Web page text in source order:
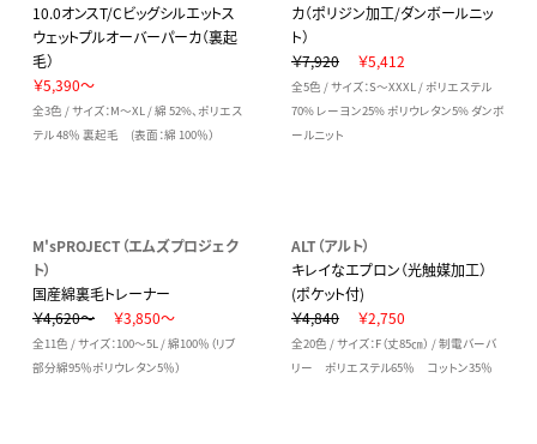
10.0オンスT/Cビッグシルエットス
ウェットプルオーバーパーカ（裏起
毛）
￥5,390～
全3色 / サイズ：M～XL / 綿 52%、ポリエス
テル 48％ 裏起毛 (表面：綿 100％）
カ（ポリジン加工/ダンボールニッ
ト）
￥7,920
￥5,412
全5色 / サイズ：S～XXXL / ポリエステル
70% レーヨン25% ポリウレタン5% ダンボ
ールニット
M'sPROJECT（エムズプロジェク
ト）
国産綿裏毛トレーナー
￥4,620～
￥3,850～
全11色 / サイズ：100～5L / 綿100％（リブ
部分綿95％ポリウレタン5％）
ALT（アルト）
キレイなエプロン（光触媒加工）
(ポケット付)
￥4,840
￥2,750
全20色 / サイズ：F（丈85㎝） / 制電バーバ
リー ポリエステル65％ コットン35％